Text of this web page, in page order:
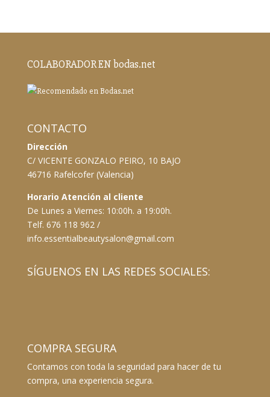
COLABORADOR EN bodas.net
CONTACTO
Dirección
C/ VICENTE GONZALO PEIRO, 10 BAJO
46716 Rafelcofer (Valencia)
Horario Atención al cliente
De Lunes a Viernes: 10:00h. a 19:00h.
Telf. 676 118 962 /
info.essentialbeautysalon@gmail.com
SÍGUENOS EN LAS REDES SOCIALES:
COMPRA SEGURA
Contamos con toda la seguridad para hacer de tu
compra, una experiencia segura.